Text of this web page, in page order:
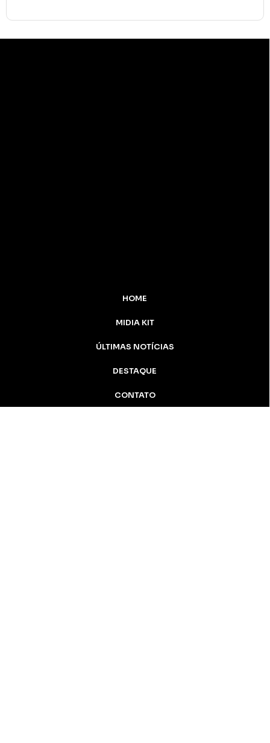
HOME
MIDIA KIT
ÚLTIMAS NOTÍCIAS
DESTAQUE
CONTATO